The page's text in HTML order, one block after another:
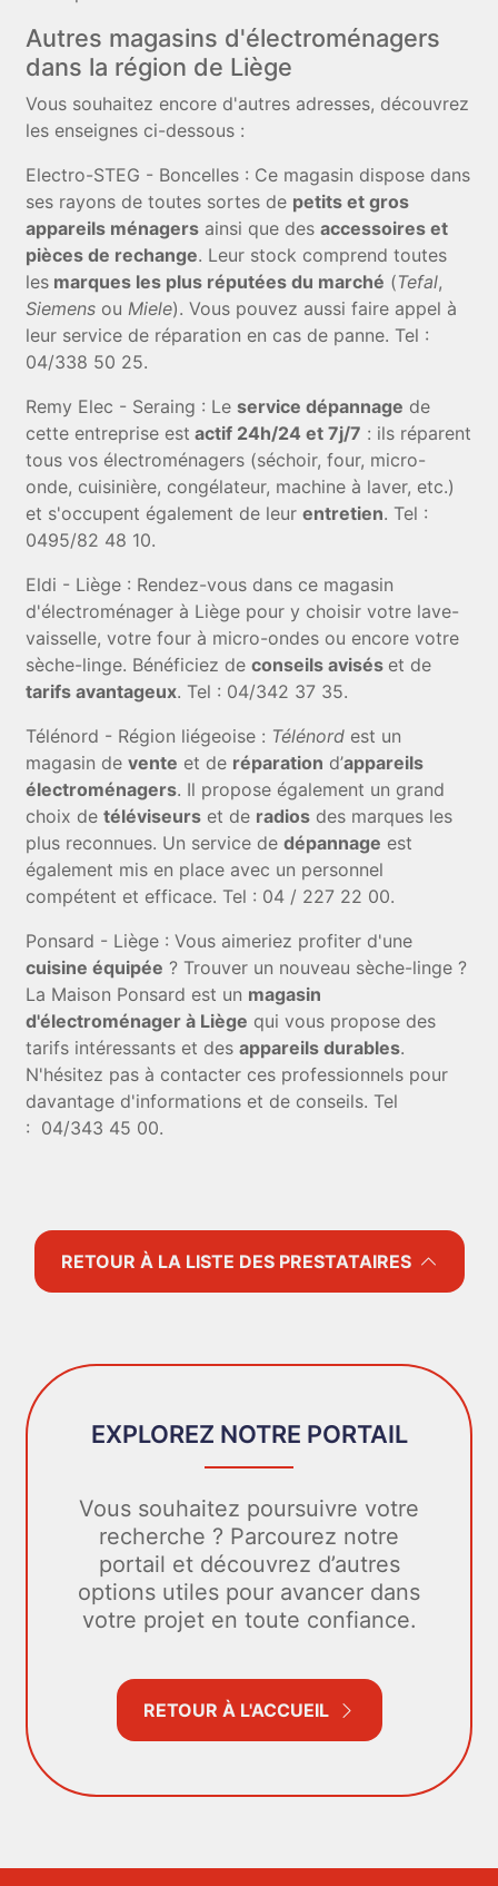
Autres magasins d'électroménagers
dans la région de Liège
Vous souhaitez encore d'autres adresses, découvrez
les enseignes ci-dessous :
Electro-STEG - Boncelles : Ce magasin dispose dans
ses rayons de toutes sortes de petits et gros
appareils ménagers ainsi que desaccessoires et
pièces de rechange. Leur stock comprend toutes
les marques les plus réputées du marché (Tefal,
Siemens ouMiele). Vous pouvez aussi faire appel à
leur service de réparation en cas de panne. Tel :
04/338 50 25.
Remy Elec - Seraing : Leservice dépannage de
cette entreprise est actif 24h/24 et 7j/7 : ils réparent
tous vos électroménagers (séchoir, four, micro-
onde, cuisinière, congélateur, machine à laver, etc.)
et s'occupent également de leurentretien. Tel :
0495/82 48 10.
Eldi - Liège : Rendez-vous dans ce magasin
d'électroménager à Liège pour y choisir votre lave-
vaisselle, votre four à micro-ondes ou encore votre
sèche-linge. Bénéficiez deconseils avisés et de
tarifs avantageux. Tel : 04/342 37 35.
Télénord - Région liégeoise : Télénord est un
magasin devente et de réparation d’appareils
électroménagers. Il propose également un grand
choix detéléviseurs et de radios des marques les
plus reconnues. Un service dedépannage est
également mis en place avec un personnel
compétent et efficace. Tel : 04 / 227 22 00.
Ponsard - Liège : Vous aimeriez profiter d'une
cuisine équipée ? Trouver un nouveau sèche-linge ?
La Maison Ponsard est un magasin
d'électroménager à Liège qui vous propose des
tarifs intéressants et desappareils durables.
N'hésitez pas à contacter ces professionnels pour
davantage d'informations et de conseils. Tel
: 04/343 45 00.
RETOUR À LA LISTE DES PRESTATAIRES
EXPLOREZ NOTRE PORTAIL
Vous souhaitez poursuivre votre
recherche ? Parcourez notre
portail et découvrez d’autres
options utiles pour avancer dans
votre projet en toute confiance.
RETOUR À L'ACCUEIL